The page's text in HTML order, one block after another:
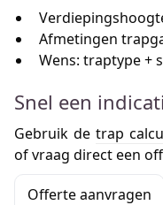
Afmetingen
Wens: traptype +
Snel een
Gebruik detrap
of vraag direct een
Offerte aanvragen